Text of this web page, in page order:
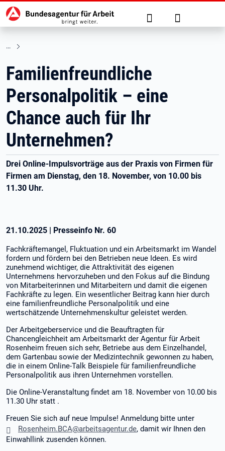
zu den Hauptinhalten springen
Hauptnavigation Suche Anmelden
Familienfreundliche
Personalpolitik – eine
Chance auch für Ihr
Unternehmen?
Drei Online-Impulsvorträge aus der Praxis von Firmen für
Firmen am Dienstag, den 18. November, von 10.00 bis
11.30 Uhr.
21.10.2025 | Presseinfo Nr. 60
Fachkräftemangel, Fluktuation und ein Arbeitsmarkt im Wandel
fordern und fördern bei den Betrieben neue Ideen. Es wird
zunehmend wichtiger, die Attraktivität des eigenen
Unternehmens hervorzuheben und den Fokus auf die Bindung
von Mitarbeiterinnen und Mitarbeitern und damit die eigenen
Fachkräfte zu legen. Ein wesentlicher Beitrag kann hier durch
eine familienfreundliche Personalpolitik und eine
wertschätzende Unternehmenskultur geleistet werden.
Der Arbeitgeberservice und die Beauftragten für
Chancengleichheit am Arbeitsmarkt der Agentur für Arbeit
Rosenheim freuen sich sehr, Betriebe aus dem Einzelhandel,
dem Gartenbau sowie der Medizintechnik gewonnen zu haben,
die in einem Online-Talk Beispiele für familienfreundliche
Personalpolitik aus ihren Unternehmen vorstellen.
Die Online-Veranstaltung findet am 18. November von 10.00 bis
11.30 Uhr statt .
Freuen Sie sich auf neue Impulse! Anmeldung bitte unter
Rosenheim.BCA@arbeitsagentur.de, damit wir Ihnen den
Einwahllink zusenden können.